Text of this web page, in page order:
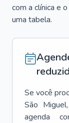
com a clínica e
uma tabela.
Se você
São Miguel
agenda